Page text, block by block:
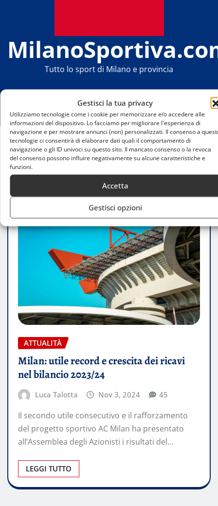
Gestisci la tua privacy
Utilizziamo tecnologie come i cookie per memorizzare e/o accedere alle
informazioni del dispositivo. Lo facciamo per migliorare l'esperienza di
navigazione e per mostrare annunci (non) personalizzati. Il consenso a
tecnologie ci consentirà di elaborare dati quali il comportamento di
navigazione o gli ID univoci su questo sito. Il mancato consenso o la revoca
del consenso possono influire negativamente su alcune caratteristiche e
funzioni.
Accetta
Gestisci opzioni
Tutto lo sport di Milano e provincia
Home
Milan: utile record e crescita dei ricavi nel bilancio
2023/24
ATTUALITÀ
Milan: utile record e crescita dei ricavi
nel bilancio 2023/24
Luca Talotta Nov 3, 2024 45
Il secondo utile consecutivo e il rafforzamento
del progetto sportivo AC Milan ha presentato
all’Assemblea degli Azionisti i risultati del…
LEGGI TUTTO